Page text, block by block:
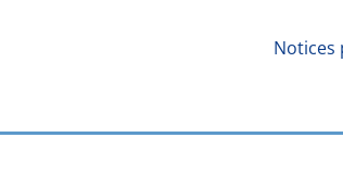
Notices